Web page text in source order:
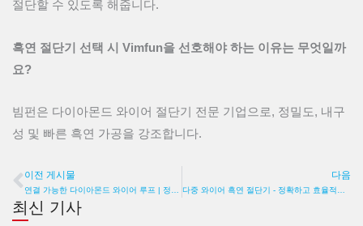
절단할 수 있도록 해줍니다.
흑연 절단기 선택 시 Vimfun을 선호해야 하는 이유는 무엇일까
요?
빔펀은 다이아몬드 와이어 절단기 전문 기업으로, 정밀도, 내구
성 및 빠른 흑연 가공을 강조합니다.
이전
이전 게시물 다음
최신 기사